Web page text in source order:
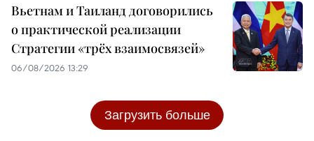
Вьетнам и Таиланд договорились
о практической реализации
Стратегии «трёх взаимосвязей»
06/08/2026 13:29
Загрузить больше